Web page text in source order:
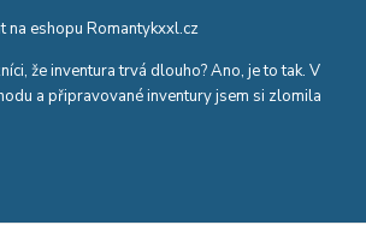
na eshopu Romantykxxl.cz
že inventura trvá dlouho? Ano, je to tak. V
a připravované inventury jsem si zlomila